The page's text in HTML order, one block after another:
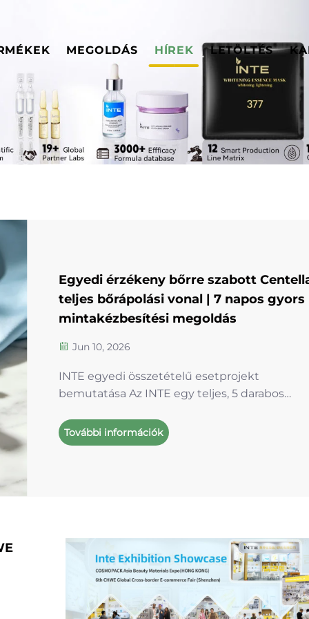
MEGOLDÁS HÍREK LETÖLTÉS
Egyedi érzékeny bőrre szabott
teljes bőrápolási vonal | 7 napos gyors
mintakézbesítési megoldás
Jun 10, 2026
INTE egyedi összetételű esetprojekt
bemutatása Az INTE egy teljes, 5 darabos
egy külföldi szépségápolási márkának, amely
tonikot, szérumot, hidratáló lotiónt, krémet és
További információk